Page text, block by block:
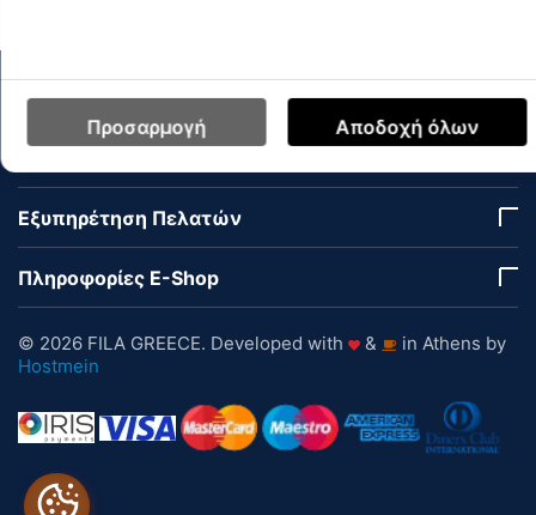
Ο Λογαριασμός μου
Εξυπηρέτηση Πελατών
Πληροφορίες E-Shop
© 2026 FILA GREECE. Developed with &
in Athens by
Hostmein
Προσαρμογή Αποδοχή όλων